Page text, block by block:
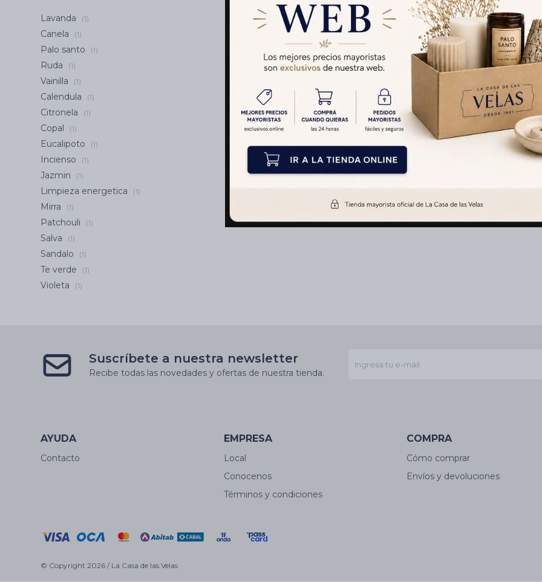
Lavanda (1)
Canela (1)
Palo santo (1)
Ruda (1)
Vainilla (1)
Calendula (1)
Citronela (1)
Copal (1)
Eucalipoto (1)
Incienso (1)
Jazmin (1)
Limpieza energetica (1)
Mirra (1)
Patchouli (1)
Salva (1)
Sandalo (1)
Te verde (1)
Violeta (1)
Suscríbete a nuestra newsletter
Recibe todas las novedades y ofertas de nuestra tienda.
AYUDA
Contacto
EMPRESA
Local
Conocenos
Términos y condiciones
COMPRA
Cómo comprar
Envíos y devoluciones
© Copyright 2026 / La Casa de las Velas